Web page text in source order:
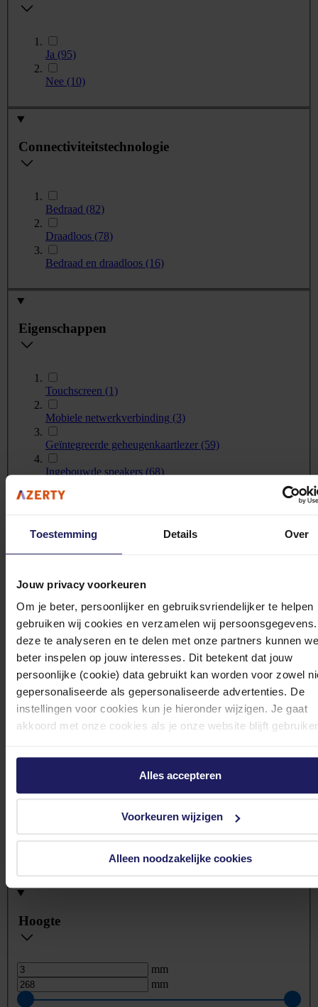
Toestemming Details Over
Jouw privacy voorkeuren
Om je beter, persoonlijker en gebruiksvriendelijker te helpen
gebruiken wij cookies en verzamelen wij
deze te analyseren en te delen met onze partners kunnen
beter inspelen op jouw interesses. Dit betekent dat jouw
persoonlijke (cookie) data gebruikt kan worden voor zowel
gepersonaliseerde als gepersonaliseerde advertenties. De
instellingen voor cookies kun je hieronder wijzigen. Je gaat
akkoord met onze cookies als je onze website blijft
Alles accepteren
Voorkeuren wijzigen
Alleen noodzakelijke cookies
Ja (95)
Nee (10)
Connectiviteitstechnologie
Bedraad (82)
Draadloos (78)
Bedraad en draadloos (16)
Eigenschappen
Touchscreen (1)
Mobiele netwerkverbinding (3)
Geïntegreerde geheugenkaartlezer (59)
Ingebouwde speakers (68)
Ingebouwde webcam
2 ventilator(en)(20)
1 ventilator(en)(7)
3 ventilator(en)(7)
4 ventilator(en)(6)
mm
mm
Hoogte
mm
mm